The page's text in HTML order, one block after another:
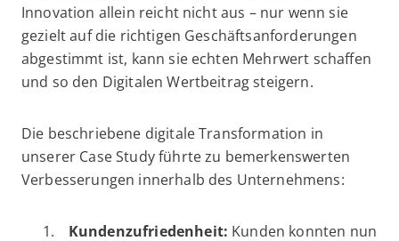
Innovation allein reicht nicht aus – nur wenn sie
gezielt auf die richtigen Geschäftsanforderungen
abgestimmt ist, kann sie echten Mehrwert schaffen
und so den Digitalen Wertbeitrag steigern.
Die beschriebene digitale Transformation in
unserer Case Study führte zu bemerkenswerten
Verbesserungen innerhalb des Unternehmens:
Kundenzufriedenheit: Kunden konnten nun